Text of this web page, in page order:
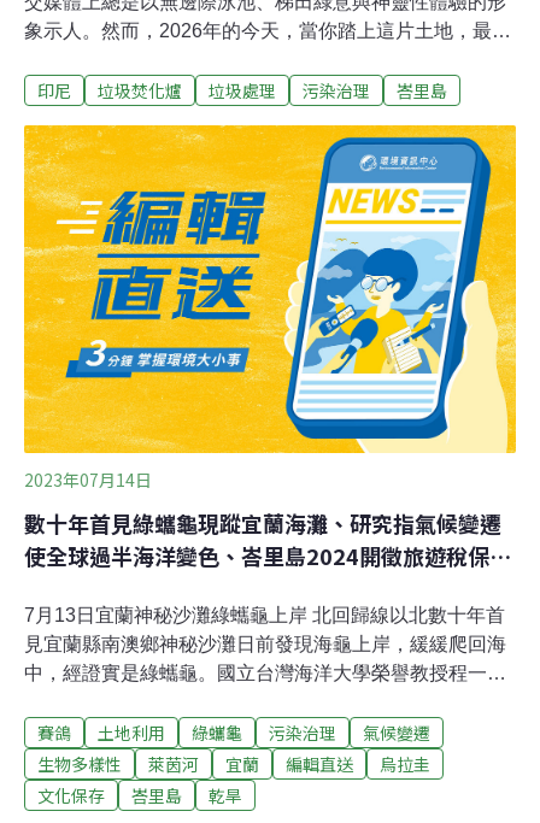
象示人。然而，2026年的今天，當你踏上這片土地，最先
帶有塑膠焦味的煙霧。這股煙霧，正是峇里島廢棄物管理
嶼的美麗，卻選擇無視美麗背後的代價。根據印尼中央統
計局（BPS）2026年上半年的最新報告，進入峇里島的外
籍遊客數較去年同期罕見下滑了 5.23%，星級飯店住房率
僅維持在56%左右。以我個人經營的民宿為例，Uluwatu
同區域的民宿都在打折吸引客源，卻仍然比前兩年還要低
迷。這是市場對環境惡化最誠實的投票。當「觀光天堂」
的空氣變得灼人肺腑，旅人的腳步自然不再駐足。
印尼 垃圾焚化爐 垃圾處理 污染治理 峇里島
2023年07月14日
數十年首見綠蠵龜現蹤宜蘭海灘、研究指氣候變遷
使全球過半海洋變色、峇里島2024開徵旅遊稅保存
7月13日宜蘭神秘沙灘綠蠵龜上岸 北回歸線以北數十年首
見宜蘭縣南澳鄉神秘沙灘日前發現海龜上岸，緩緩爬回海
中，經證實是綠蠵龜。國立台灣海洋大學榮譽教授程一駿
以北上岸，這是重要的新發現。程一駿研判，可能受到氣
候變遷影響，加上保育觀念提升，海龜北移因而擴大棲
地，下週他將到場勘查，瞭解綠蠵龜有無上岸產卵。（中
央社報導）動團籲盤查納管海上賽鴿 農委會：需通盤檢討
賽鴿 土地利用 綠蠵龜 污染治理
氣候變遷
生物多樣性
萊茵河 宜蘭 編輯直送
烏拉圭
文化保存
峇里島 乾旱